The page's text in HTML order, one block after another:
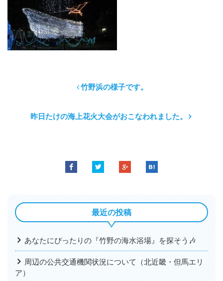
竹野浜の様子です。
昨日たけの海上花火大会がおこなわれました。
最近の投稿
あなたにぴったりの『竹野の海水浴場』を探そう🎶
周辺の公共交通機関状況について（北近畿・但馬エリ
ア）